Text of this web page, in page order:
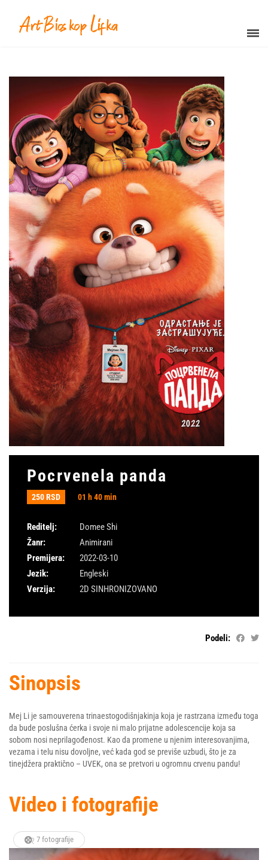
Pocrvenela panda
250 RSD 01 h 40 min
Reditelj:
Domee Shi
Žanr:
Animirani
Premijera:
2022-03-10
Jezik:
Engleski
Verzija:
2D SINHRONIZOVANO
Podeli:
Sinopsis
Mej Li je samouverena trinaestogodišnjakinja koja je rastrzana između toga
da bude poslušna ćerka i svoje ni malo prijatne adolescencije koja sa
sobom nosi neprilagođenost. Kao da promene u njenim interesovanjima,
vezama i telu nisu dovoljne, već kada god se previše uzbudi, što je za
tinejdžera praktično – UVEK, ona se pretvori u ogromnu crvenu pandu!
Video i fotografije
7 fotografije